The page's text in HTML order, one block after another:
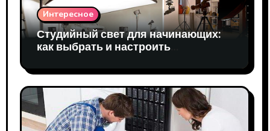
Интересное
Студийный свет для начинающих:
как выбрать и настроить